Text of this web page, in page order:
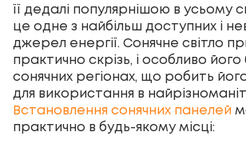
її дедалі популярнішою в усьому
це одне з найбільш доступних і
джерел енергії. Сонячне світло
практично скрізь, і особливо його
сонячних регіонах, що робить
для використання в
Встановлення сонячних панелей
практично в будь-якому місці: